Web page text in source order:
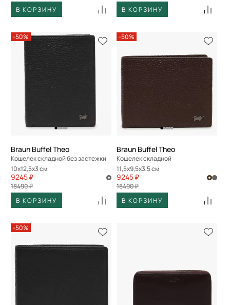
В КОРЗИНУ
В КОРЗИНУ
-50%
Braun Buffel Theo
Кошелек складной без застежки
10x12,5x3 см
9245 ₽
18490 ₽
В КОРЗИНУ
-50%
Braun Buffel Theo
Кошелек складной
11,5x9,5x3,5 см
9245 ₽
18490 ₽
В КОРЗИНУ
-50%